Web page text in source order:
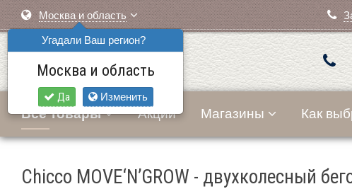
Москва и область
Угадали Ваш регион?
Москва и область
Да Изменить
Все товары Акции Магазины Как
Chicco MOVE‘N’GROW - двухколесный